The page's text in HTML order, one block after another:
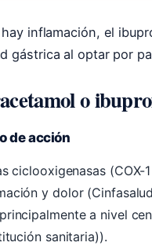
inflamación, el
gástrica al optar por
o
de acción
ciclooxigenasas
y dolor
a nivel
sanitaria)).